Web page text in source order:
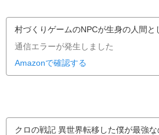
村づくりゲームのNPCが生身の人間と
通信エラーが発生しました
Amazonで確認する
クロの戦記 異世界転移した僕が最強